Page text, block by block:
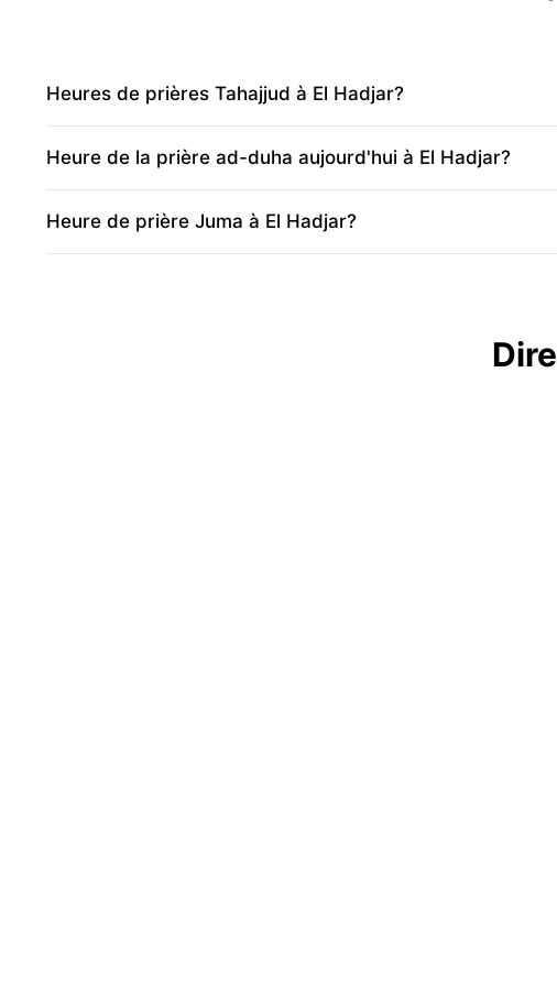
Heures de prières Tahajjud à El Hadjar?
Heure de la prière ad-duha aujourd'hui à El Hadjar?
Heure de prière Juma à El Hadjar?